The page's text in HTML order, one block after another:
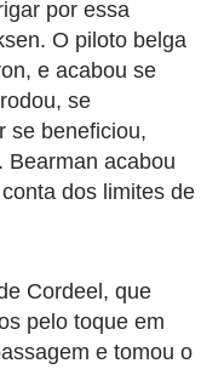
por essa
O piloto belga
e acabou se
se
se beneficiou,
Bearman acabou
dos limites de
Cordeel, que
pelo toque em
e tomou o